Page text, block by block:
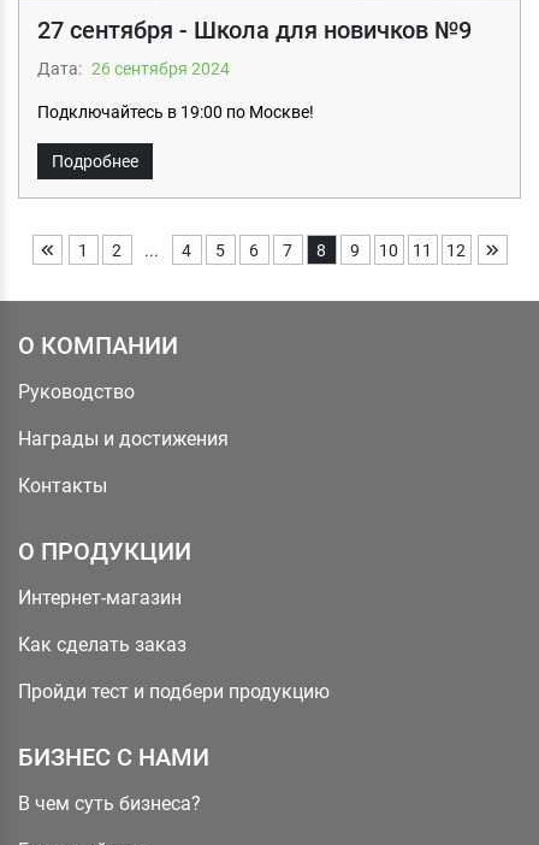
27 сентября - Школа для новичков №9
Дата: 26 сентября 2024
Подключайтесь в 19:00 по Москве!
Подробнее
1 2 ... 4 5 6 7 8 9 10 11 12
О КОМПАНИИ
Руководство
Награды и достижения
Контакты
О ПРОДУКЦИИ
Интернет-магазин
Как сделать заказ
Пройди тест и подбери продукцию
БИЗНЕС С НАМИ
В чем суть бизнеса?